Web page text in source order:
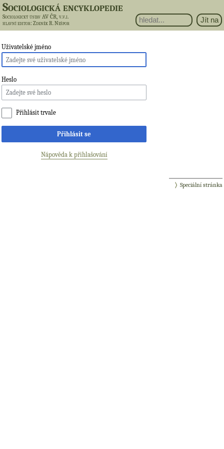
Sociologická encyklopedie
Sociologický ústav AV ČR, v.v.i.
hlavní editor: Zdeněk R. Nešpor
Uživatelské jméno
Heslo
Přihlásit trvale
Přihlásit se
Nápověda k přihlašování
Speciální stránka